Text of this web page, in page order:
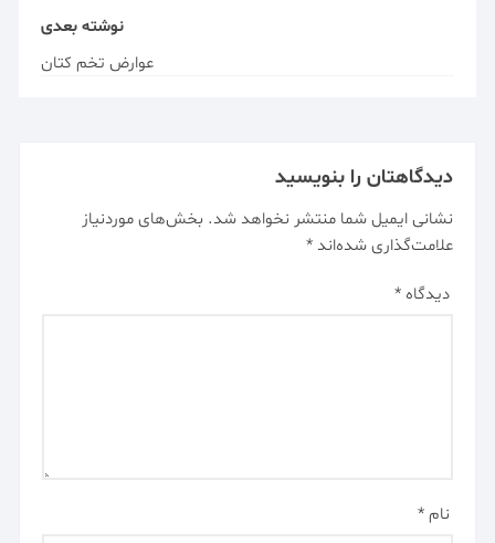
نوشته بعدی
عوارض تخم کتان
دیدگاهتان را بنویسید
نشانی ایمیل شما منتشر نخواهد شد. بخش‌های موردنیاز
علامت‌گذاری شده‌اند*
دیدگاه*
نام*